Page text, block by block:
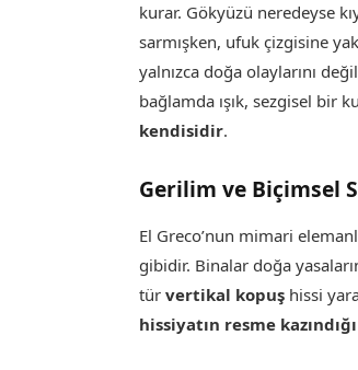
kurar. Gökyüzü neredeyse
sarmışken, ufuk çizgisine
yalnızca doğa olaylarını
bağlamda ışık, sezgisel bir
kendisidir.
Gerilim ve Biçimsel
El Greco’nun mimari
gibidir. Binalar doğa
türvertikal kopuş hissi
hissiyatın resme kazındığı